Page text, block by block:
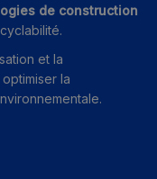
de construction
et la
la